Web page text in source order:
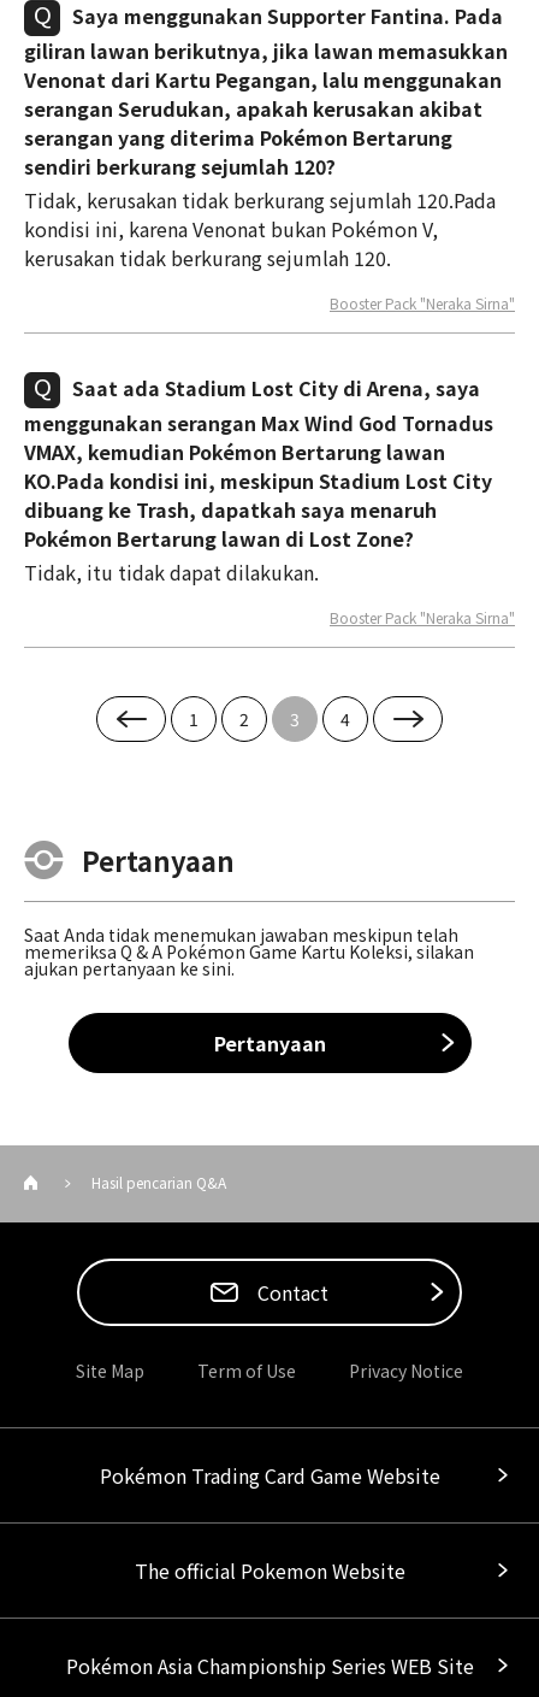
Saya menggunakan Supporter Fantina. Pada
giliran lawan berikutnya, jika lawan memasukkan
Venonat dari Kartu Pegangan, lalu menggunakan
serangan Serudukan, apakah kerusakan akibat
serangan yang diterima Pokémon Bertarung
sendiri berkurang sejumlah 120?
Tidak, kerusakan tidak berkurang sejumlah 120.Pada
kondisi ini, karena Venonat bukan Pokémon V,
kerusakan tidak berkurang sejumlah 120.
Booster Pack "Neraka Sirna"
Saat ada Stadium Lost City di Arena, saya
menggunakan serangan Max Wind God Tornadus
VMAX, kemudian Pokémon Bertarung lawan
KO.Pada kondisi ini, meskipun Stadium Lost City
dibuang ke Trash, dapatkah saya menaruh
Pokémon Bertarung lawan di Lost Zone?
Tidak, itu tidak dapat dilakukan.
Booster Pack "Neraka Sirna"
1 2 3 4
Pertanyaan
Saat Anda tidak menemukan jawaban meskipun telah
memeriksa Q & A Pokémon Game Kartu Koleksi, silakan
ajukan pertanyaan ke sini.
Pertanyaan
Hasil pencarian Q&A
Contact
Site Map Term of Use Privacy Notice
Pokémon Trading Card Game Website
The official Pokemon Website
Pokémon Asia Championship Series WEB Site